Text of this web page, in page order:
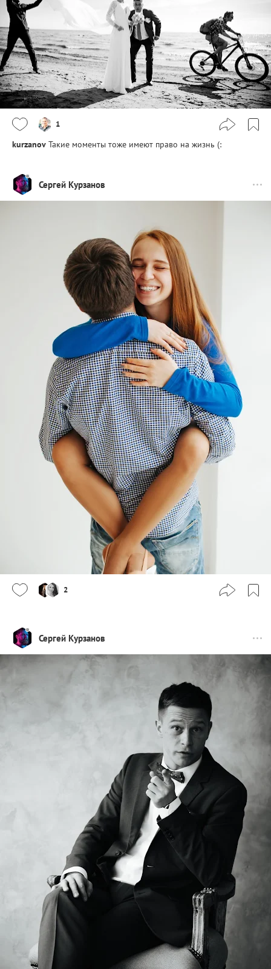
1
kurzanov Такие моменты тоже имеют право на жизнь (:
Сергей Курзанов
2
Сергей Курзанов